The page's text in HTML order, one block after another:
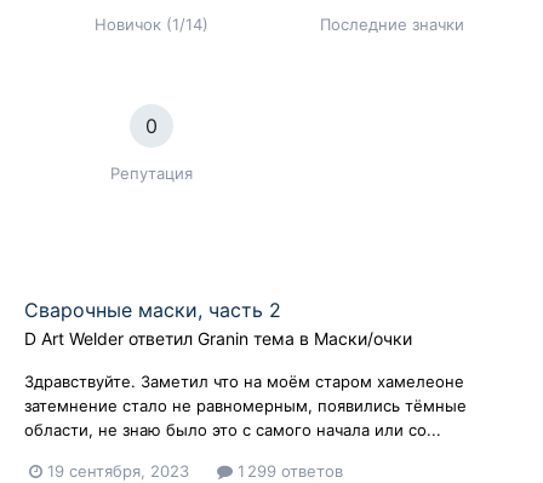
Новичок (1/14) Последние значки
0
Репутация
Сварочные маски, часть 2
D Art Welder ответил Granin тема в Маски/очки
Здравствуйте. Заметил что на моём старом хамелеоне
затемнение стало не равномерным, появились тёмные
области, не знаю было это с самого начала или со...
19 сентября, 2023 1 299 ответов